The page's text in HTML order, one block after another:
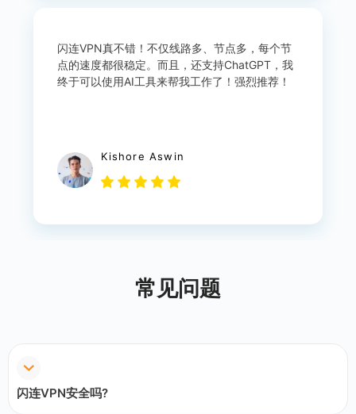
闪连VPN真不错！不仅线路多、节点多，每个节
点的速度都很稳定。而且，还支持ChatGPT，我
终于可以使用AI工具来帮我工作了！强烈推荐！
Kishore Aswin
常见问题
闪连VPN安全吗?